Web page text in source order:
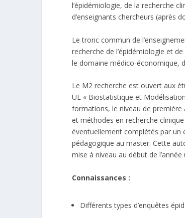
l’épidémiologie, de la recherche
d’enseignants chercheurs (après
Le tronc commun de
recherche de l’épidémiologie et
le domaine médico-économique,
Le M2 recherche est ouvert aux
UE « Biostatistique et
formations, le niveau de
et méthodes en recherche
éventuellement complétés par un
pédagogique au master. Cette
mise à niveau au début de l’année
Connaissances :
Différents types d’enquêtes